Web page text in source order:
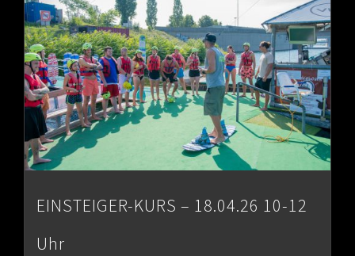
EINSTEIGER-KURS – 18.04.26 10-12
Uhr